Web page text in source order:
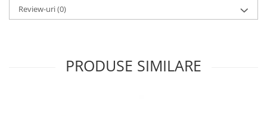
Accesorii radiatoare
Review-uri(0)
PRODUSE SIMILARE